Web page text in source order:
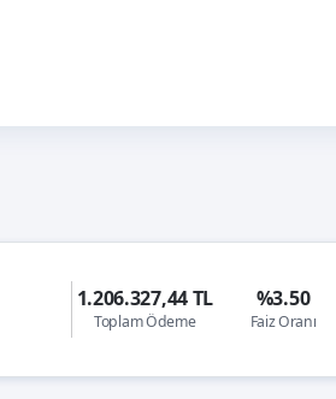
1.206.327,44 TL
Toplam Ödeme
%3.50
Faiz Oranı